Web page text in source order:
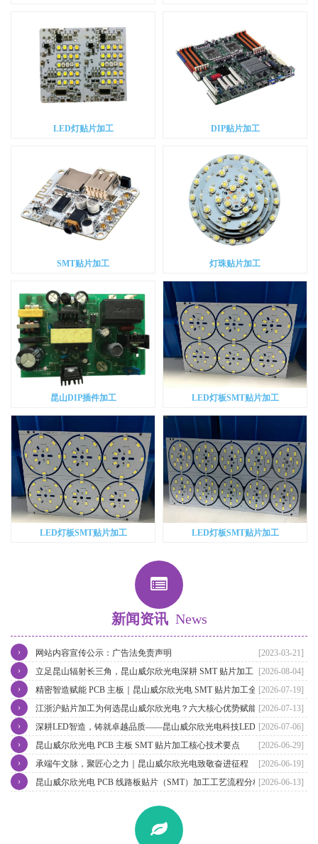
LED灯贴片加工 DIP贴片加工
SMT贴片加工 灯珠贴片加工
昆山DIP插件加工 LED灯板SMT贴片加工
LED灯板SMT贴片加工 LED灯板SMT贴片加工
新闻资讯 News
[2023-03-21]
网站内容宣传公示：广告法免责声明
›
[2026-08-04]
立足昆山辐射长三角，昆山威尔欣光电深耕 SMT 贴片加工，赋能江
浙沪电子智造升级
›
[2026-07-19]
精密智造赋能 PCB 主板｜昆山威尔欣光电 SMT 贴片加工全流程实力
解析
›
[2026-07-13]
江浙沪贴片加工为何选昆山威尔欣光电？六大核心优势赋能长三角电
子智造
›
[2026-07-06]
深耕LED智造，铸就卓越品质——昆山威尔欣光电科技LED灯具贴片
加工实力再升级
›
[2026-06-29]
昆山威尔欣光电 PCB 主板 SMT 贴片加工核心技术要点
›
[2026-06-19]
承端午文脉，聚匠心之力｜昆山威尔欣光电致敬奋进征程
›
[2026-06-13]
昆山威尔欣光电 PCB 线路板贴片（SMT）加工工艺流程分析
›